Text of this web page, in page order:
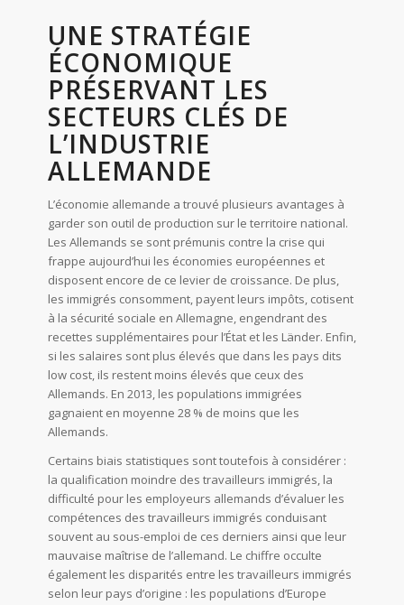
UNE STRATÉGIE
ÉCONOMIQUE
PRÉSERVANT LES
SECTEURS CLÉS DE
L’INDUSTRIE
ALLEMANDE
L’économie allemande a trouvé plusieurs avantages à
garder son outil de production sur le territoire national.
Les Allemands se sont prémunis contre la crise qui
frappe aujourd’hui les économies européennes et
disposent encore de ce levier de croissance. De plus,
les immigrés consomment, payent leurs impôts, cotisent
à la sécurité sociale en Allemagne, engendrant des
recettes supplémentaires pour l’État et les Länder. Enfin,
si les salaires sont plus élevés que dans les pays dits
low cost, ils restent moins élevés que ceux des
Allemands. En 2013, les populations immigrées
gagnaient en moyenne 28 % de moins que les
Allemands.
Certains biais statistiques sont toutefois à considérer :
la qualification moindre des travailleurs immigrés, la
difficulté pour les employeurs allemands d’évaluer les
compétences des travailleurs immigrés conduisant
souvent au sous-emploi de ces derniers ainsi que leur
mauvaise maîtrise de l’allemand. Le chiffre occulte
également les disparités entre les travailleurs immigrés
selon leur pays d’origine : les populations d’Europe